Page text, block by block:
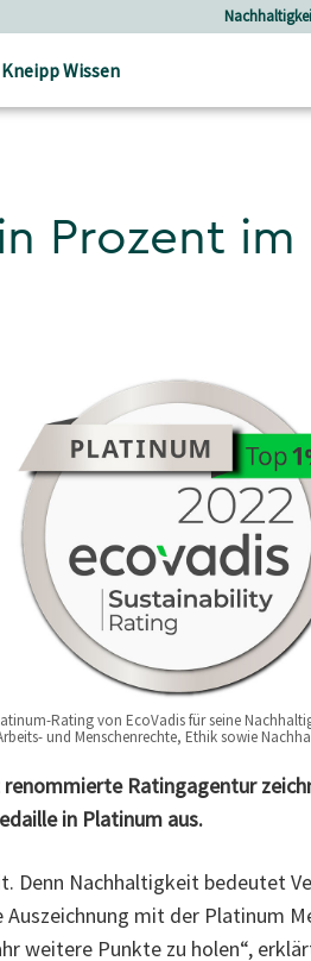
Kneipp Wissen
Prozent im
Rating von EcoVadis für seine
und Menschenrechte, Ethik sowie
Ratingagentur
in Platinum aus.
Denn Nachhaltigkeit bedeutet
mit der Platinum
weitere Punkte zu holen“,